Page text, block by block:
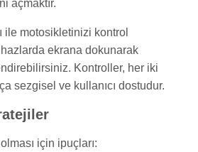
açmaktır.
ile motosikletinizi kontrol
ekrana dokunarak
Kontroller, her iki
sezgisel ve kullanıcı dostudur.
için ipuçları: